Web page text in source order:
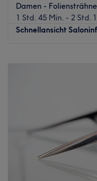
Damen -
1 Std. 45 Min. - 2 Std.
Schnellansicht
Sonntag
Zentral im Herzen
den Friseursalon
einfach mehr für unser